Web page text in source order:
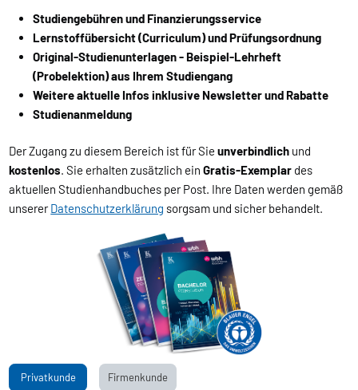
Studiengebühren und Finanzierungsservice
Lernstoffübersicht (Curriculum) und Prüfungsordnung
Original-Studienunterlagen - Beispiel-Lehrheft
(Probelektion) aus Ihrem Studiengang
Weitere aktuelle Infos inklusive Newsletter und Rabatte
Studienanmeldung
Der Zugang zu diesem Bereich ist für Sieunverbindlich und
kostenlos. Sie erhalten zusätzlich einGratis-Exemplar des
aktuellen Studienhandbuches per Post. Ihre Daten werden gemäß
unsererDatenschutzerklärung sorgsam und sicher behandelt.
Privatkunde Firmenkunde